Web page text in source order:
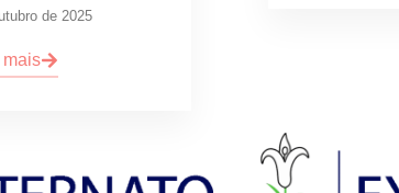
de 2025
mais